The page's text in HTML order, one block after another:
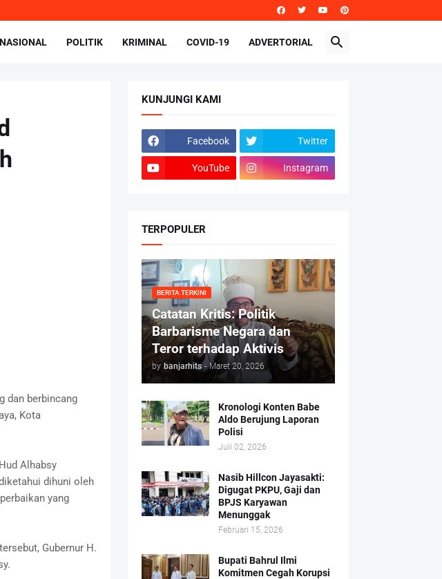
NASIONAL POLITIK KRIMINAL COVID-19 ADVERTORIAL
dan berbincang
Kota
Alhabsy
dihuni oleh
yang
Gubernur H.
KUNJUNGI KAMI
Facebook Twitter
YouTube Instagram
TERPOPULER
BERITA TERKINI
Catatan Kritis: Politik
Barbarisme Negara dan
Teror terhadap Aktivis
by banjarhits - Maret 20, 2026
Kronologi Konten Babe
Aldo Berujung Laporan
Polisi
Juli 02, 2026
Nasib Hillcon Jayasakti:
Digugat PKPU, Gaji dan
BPJS Karyawan
Menunggak
Februari 15, 2026
Bupati Bahrul Ilmi
Komitmen Cegah Korupsi